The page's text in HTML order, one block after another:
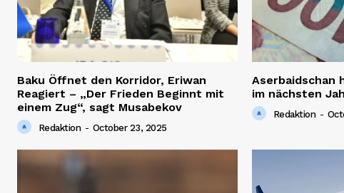
Baku Öffnet den Korridor, Eriwan
Reagiert – „Der Frieden Beginnt mit
einem Zug“, sagt Musabekov
Redaktion - October 23, 2025
Aserbaidschan
im nächsten
Redaktion -